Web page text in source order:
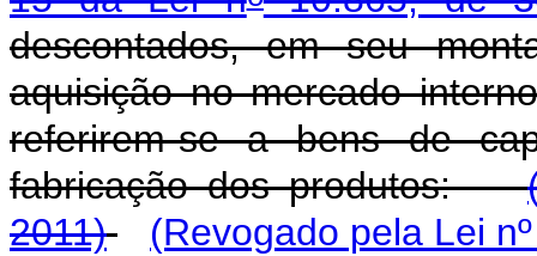
descontados, em seu
aquisição no mercado
referirem-se a bens de
fabricação dos produtos:
2011)
(Revogado pela Lei